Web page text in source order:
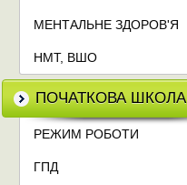
МЕНТАЛЬНЕ ЗДОРОВ'Я
НМТ, ВШО
ПОЧАТКОВА ШКОЛА
РЕЖИМ РОБОТИ
ГПД